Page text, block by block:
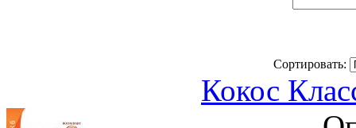
Сортировать:
Кокос